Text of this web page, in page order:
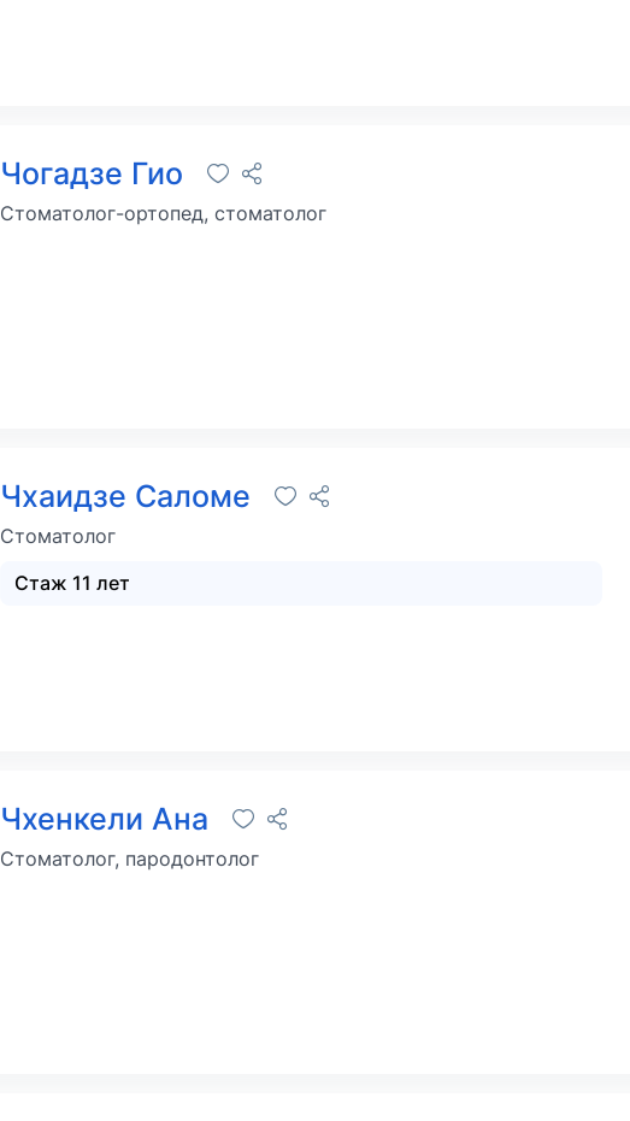
Чогадзе Гио
Стоматолог-ортопед, стоматолог
Чхаидзе Саломе
Стоматолог
Стаж 11 лет
Чхенкели Ана
Стоматолог, пародонтолог